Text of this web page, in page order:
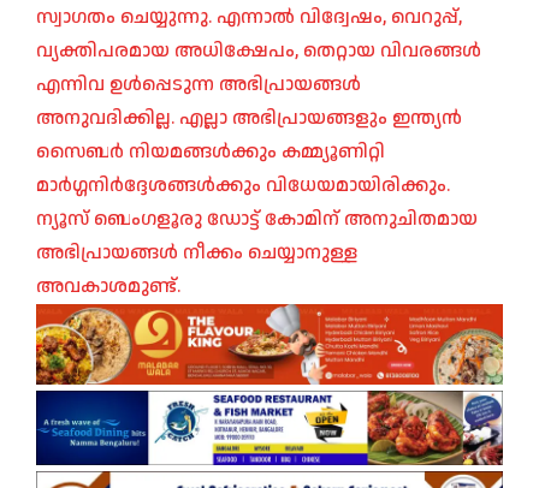
സ്വാഗതം ചെയ്യുന്നു. എന്നാൽ വിദ്വേഷം, വെറുപ്പ്,
വ്യക്തിപരമായ അധിക്ഷേപം, തെറ്റായ വിവരങ്ങൾ
എന്നിവ ഉൾപ്പെടുന്ന അഭിപ്രായങ്ങൾ
അനുവദിക്കില്ല. എല്ലാ അഭിപ്രായങ്ങളും ഇന്ത്യൻ
സൈബർ നിയമങ്ങൾക്കും കമ്മ്യൂണിറ്റി
മാർഗ്ഗനിർദ്ദേശങ്ങൾക്കും വിധേയമായിരിക്കും.
ന്യൂസ് ബെംഗളൂരു ഡോട്ട് കോമിന് അനുചിതമായ
അഭിപ്രായങ്ങൾ നീക്കം ചെയ്യാനുള്ള
അവകാശമുണ്ട്.